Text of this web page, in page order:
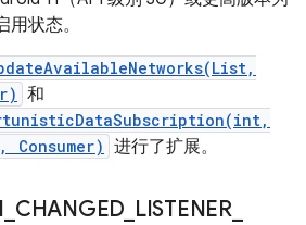
状态。
和
Consumer) 进行了扩展。
CHANGED LISTENER_